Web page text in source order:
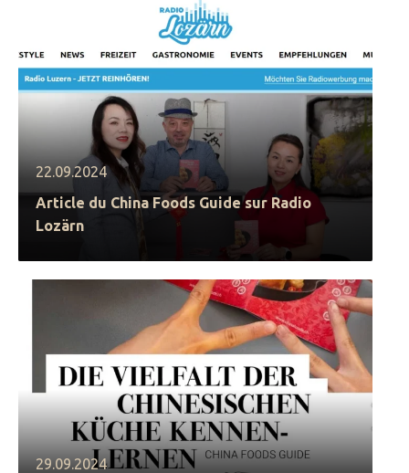
Article du China Foods Guide sur Radio
Lozärn
22.09.2024
29.09.2024